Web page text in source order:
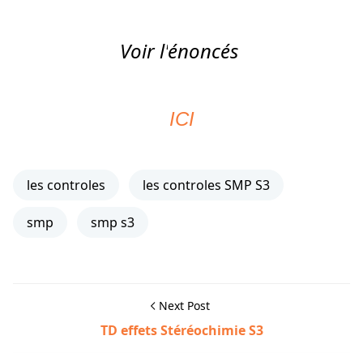
Voir l'énoncés
ICI
les controles les controles SMP S3
smp smp s3
Next Post
TD effets Stéréochimie S3